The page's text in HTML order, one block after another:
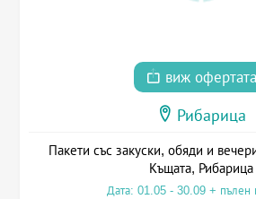
виж офертата
Рибарица
Пакети със закуски, обяди и
Къщата, Рибарица
Дата: 01.05 - 30.09 + пълен